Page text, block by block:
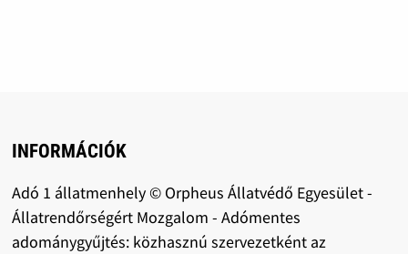
INFORMÁCIÓK
Adó 1 állatmenhely © Orpheus Állatvédő Egyesület -
Állatrendőrségért Mozgalom - Adómentes
adománygyűjtés: közhasznú szervezetként az